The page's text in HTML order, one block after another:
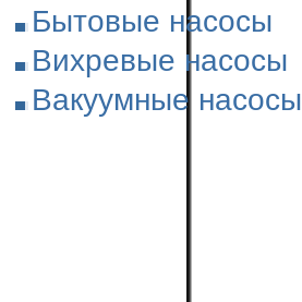
Бытовые насосы
Вихревые насосы
Вакуумные насосы